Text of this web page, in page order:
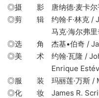
◎摄 影 唐纳德·麦卡尔
◎剪 辑 约翰·F·林克 /
马克·海尔弗里奇 /
◎选 角 杰基•伯奇 /
◎美 术 约翰·瓦隆 /
Enrique Estévez
◎服 装 玛丽莲·万斯 /
◎化 妆 James R.